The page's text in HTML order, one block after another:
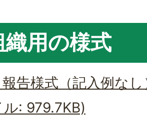
織用の様式
告様式（記入例な
ル: 979.7KB)